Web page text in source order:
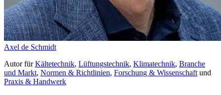
Axel de Schmidt
AutorfürKältetechnik, Lüftungstechnik, Klimatechnik, Branche
und Markt, Normen & Richtlinien, Forschung & Wissenschaft und
Praxis & Handwerk